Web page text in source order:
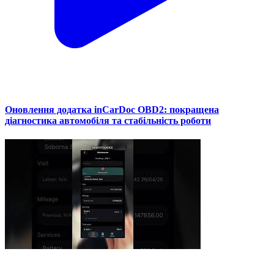
Оновлення додатка inCarDoc OBD2: покращена
діагностика автомобіля та стабільність роботи